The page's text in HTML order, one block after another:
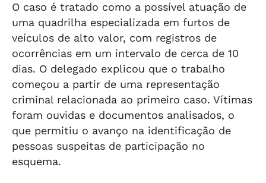
O caso é tratado como a possível atuação de
uma quadrilha especializada em furtos de
veículos de alto valor, com registros de
ocorrências em um intervalo de cerca de 10
dias. O delegado explicou que o trabalho
começou a partir de uma representação
criminal relacionada ao primeiro caso. Vítimas
foram ouvidas e documentos analisados, o
que permitiu o avanço na identificação de
pessoas suspeitas de participação no
esquema.